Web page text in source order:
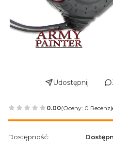
Udostępnij
0.00(Oceny: 0
Przejdź do sekcji
Dostępność: